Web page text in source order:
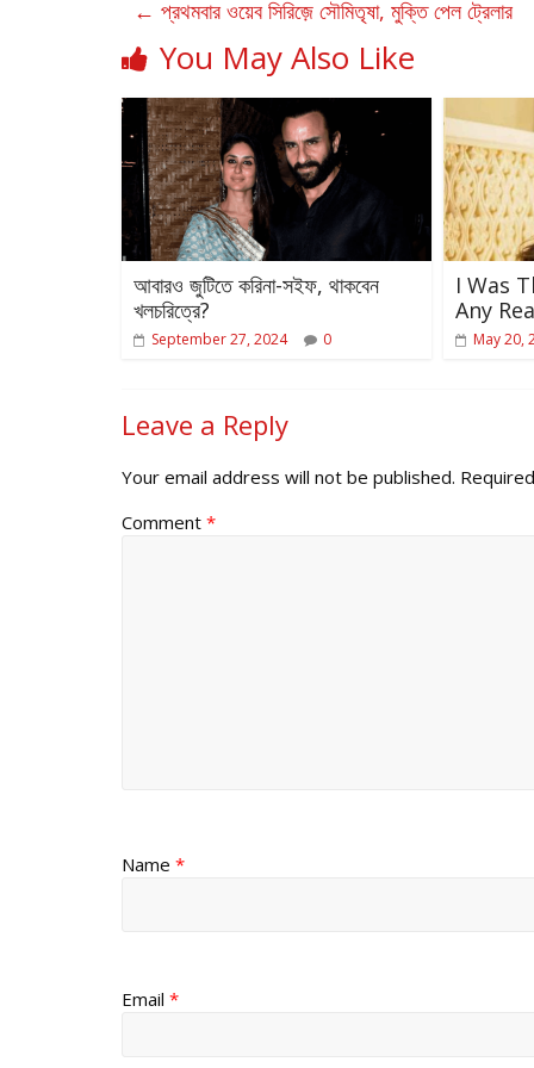
← প্রথমবার ওয়েব সিরিজ়ে সৌমিতৃষা, মুক্তি পেল ট্রেলার
You May Also Like
আবারও জুটিতে করিনা-সইফ, থাকবেন
খলচরিত্রে?
September 27, 2024 0
I Was
Any
May 20,
Leave a Reply
Your email address will not be published.
Comment *
Name *
Email *